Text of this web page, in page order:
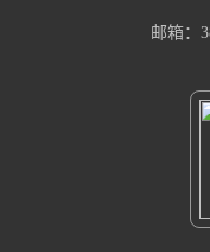
邮箱：